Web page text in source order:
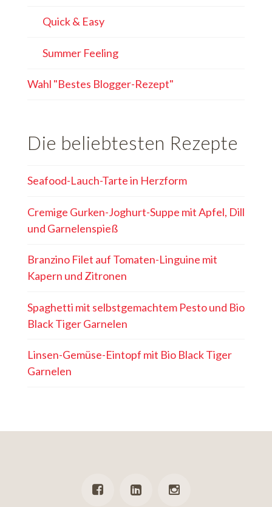
Quick & Easy
Summer Feeling
Wahl "Bestes Blogger-Rezept"
Die beliebtesten Rezepte
Seafood-Lauch-Tarte in Herzform
Cremige Gurken-Joghurt-Suppe mit Apfel, Dill
und Garnelenspieß
Branzino Filet auf Tomaten-Linguine mit
Kapern und Zitronen
Spaghetti mit selbstgemachtem Pesto und Bio
Black Tiger Garnelen
Linsen-Gemüse-Eintopf mit Bio Black Tiger
Garnelen